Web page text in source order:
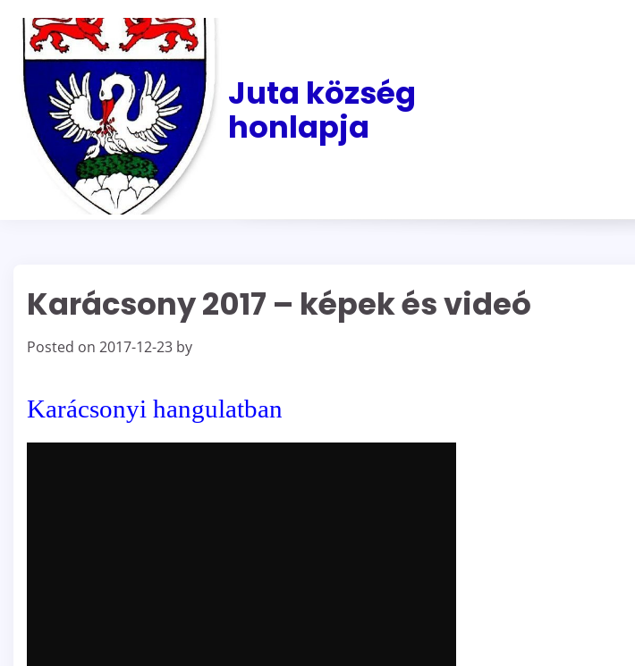
content
Juta község
honlapja
Karácsony 2017 – képek és videó
Posted on 2017-12-23 by
Karácsonyi hangulatban